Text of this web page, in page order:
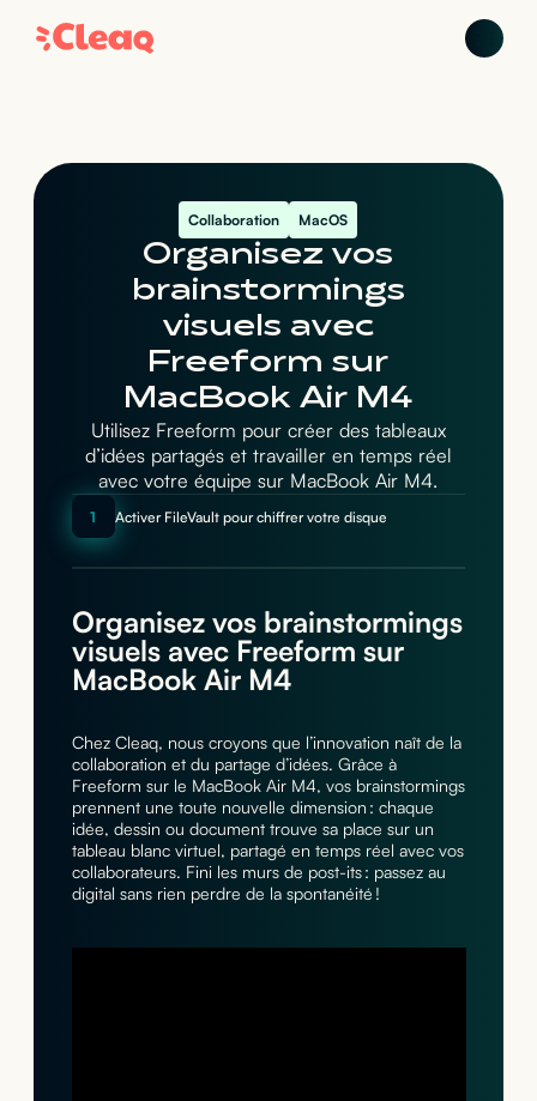
Collaboration MacOS
Organisez vos
brainstormings
visuels avec
Freeform sur
MacBook Air M4
Utilisez Freeform pour créer des tableaux
d’idées partagés et travailler en temps réel
avec votre équipe sur MacBook Air M4.
1 Activer FileVault pour chiffrer votre disque
Organisez vos brainstormings
visuels avec Freeform sur
MacBook Air M4
Chez Cleaq, nous croyons que l’innovation naît de la
collaboration et du partage d’idées. Grâce à
Freeform sur le MacBook Air M4, vos brainstormings
prennent une toute nouvelle dimension : chaque
idée, dessin ou document trouve sa place sur un
tableau blanc virtuel, partagé en temps réel avec vos
collaborateurs. Fini les murs de post-its : passez au
digital sans rien perdre de la spontanéité !